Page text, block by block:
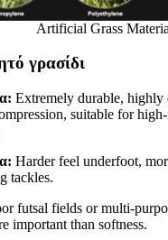
Artificial Grass
γρασίδι
Extremely durable,
suitable for
Harder feel underfoot,
tackles.
futsal fields or multi-
important than softness.